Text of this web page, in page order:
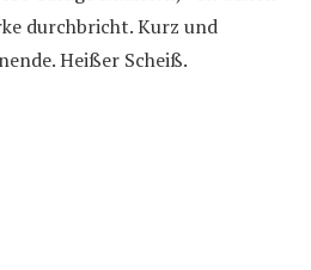
durchbricht. Kurz und
Heißer Scheiß.